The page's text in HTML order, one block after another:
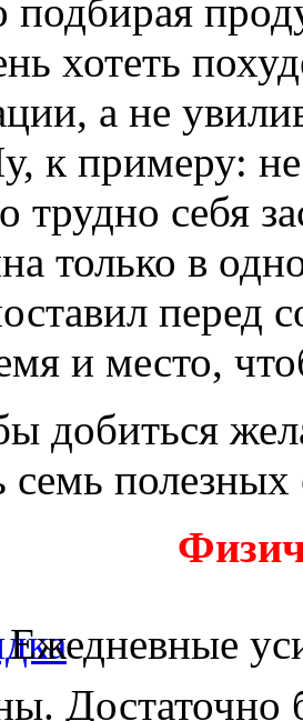
подбирая
хотеть
а не
к примеру:
трудно себя
только в
перед
и место,
добиться
семь полезных
Ежедневные
Достаточно